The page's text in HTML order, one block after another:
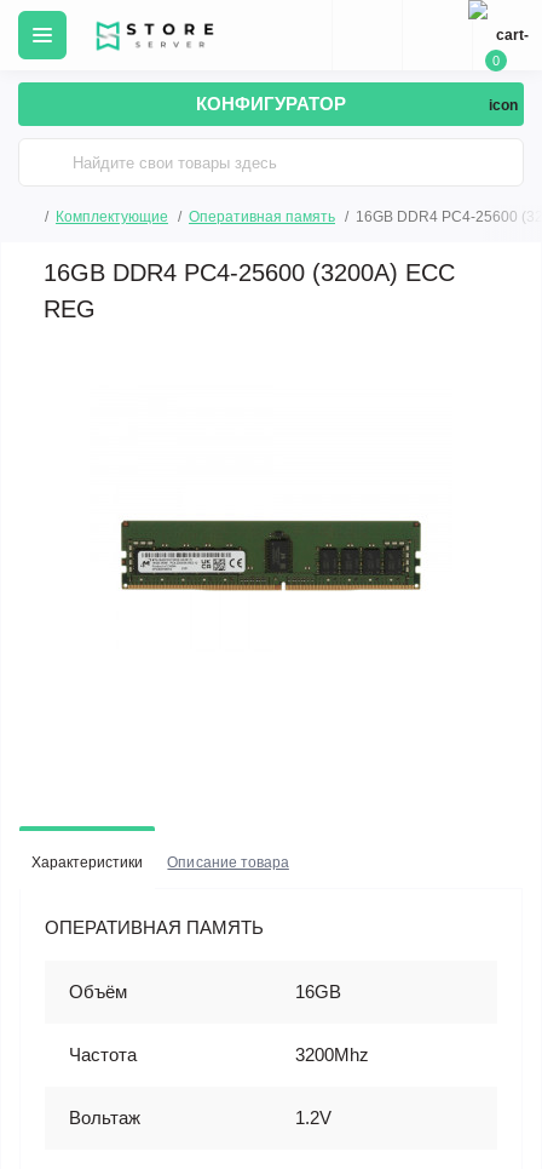
КОНФИГУРАТОР
0
Комплектующие Оперативная память 16GB DDR4 PC4-25600
16GB DDR4 PC4-25600 (3200A) ECC
REG
Характеристики Описание товара
ОПЕРАТИВНАЯ ПАМЯТЬ
Объём 16GB
Частота 3200Mhz
Вольтаж 1.2V